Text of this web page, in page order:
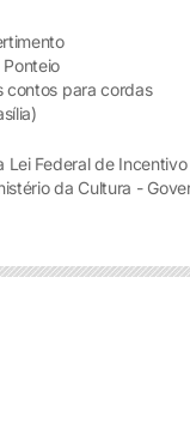
contos para cordas
Lei Federal de
da Cultura -